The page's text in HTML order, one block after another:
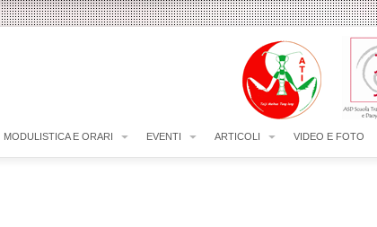
MODULISTICA E ORARI EVENTI ARTICOLI VIDEO E FOTO